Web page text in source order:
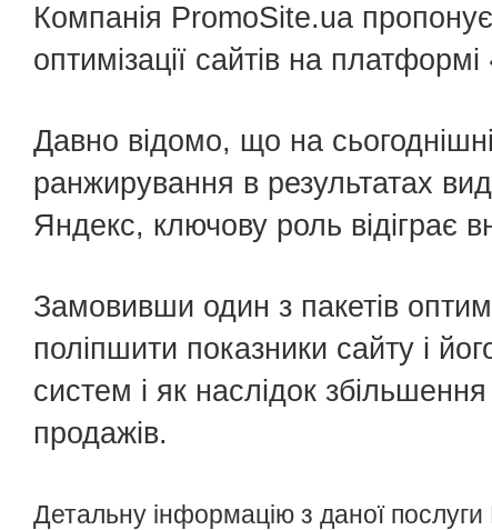
Розкрутка сайтів
Контекстна реклама
Реклама YouTube
Впровадження KeyCRM
Впровадження Uspacy
Компанія PromoSite.ua
оптимізації сайтів на
Давно відомо, що на
ранжирування в результатах
Яндекс, ключову роль відіграє
Замовивши один з пакетів
поліпшити показники сайту і
систем і як наслідок
продажів.
Детальну інформацію з даної